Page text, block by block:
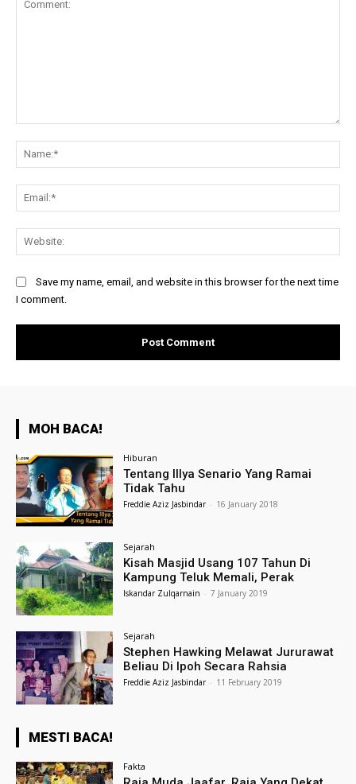
Save my name, email, and website in this browser for the next time
I comment.
MOH BACA!
Hiburan
Tentang Illya Senario Yang Ramai
Tidak Tahu
Freddie Aziz Jasbindar - 16 January 2018
Sejarah
Kisah Masjid Usang 107 Tahun Di
Kampung Teluk Memali, Perak
Iskandar Zulqarnain - 7 January 2019
Sejarah
Stephen Hawking Melawat Jururawat
Beliau Di Ipoh Secara Rahsia
Freddie Aziz Jasbindar - 11 February 2019
MESTI BACA!
Fakta